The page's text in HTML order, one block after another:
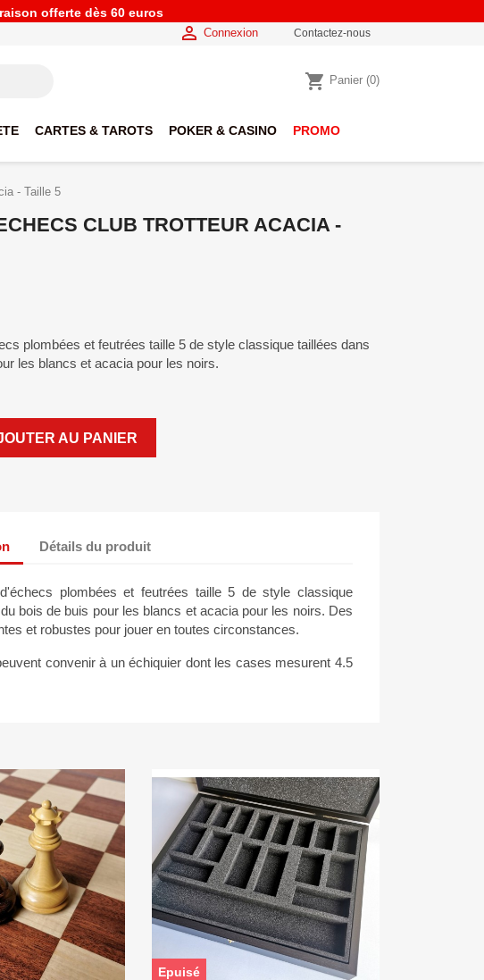
offerte dès 60 euros
 Connexion Contactez-nous
shopping_cart Panier (0)
CARTES & TAROTS POKER & CASINO PROMO
- Taille 5
CLUB TROTTEUR ACACIA -
plombées et feutrées taille 5 de style classique taillées dans
les blancs et acacia pour les noirs.
AU PANIER
Détails du produit
plombées et feutrées taille 5 de style classique
bois de buis pour les blancs et acacia pour les noirs. Des
et robustes pour jouer en toutes circonstances.
convenir à un échiquier dont les cases mesurent 4.5
Epuisé